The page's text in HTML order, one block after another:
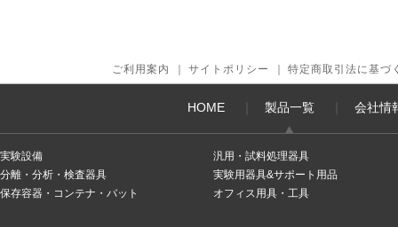
ご利用案内 サイトポリシー 特定商取引法に基づ
HOME 製品一覧 会社情
実験設備
汎用・試料処理器具
分離・分析・検査器具
実験用器具&サポート用品
保存容器・コンテナ・バット
オフィス用具・工具